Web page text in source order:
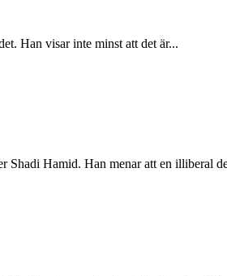
Han visar inte minst att det är...
Hamid. Han menar att en illiberal